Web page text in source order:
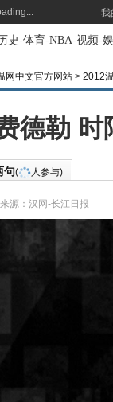
我
史-体育-NBA-视频-
网中文官方网站 > 2012
德勒
句( 人参与)
来源： 汉网-长江日报